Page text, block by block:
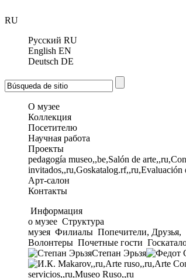
RU
Русский RU
English EN
Deutsch DE
О музее
Коллекция
Посетителю
Научная работа
Проекты
pedagogía museo,,be,Salón de
Арт-салон
Контакты
Информация
о музее Структура
музея Филиалы Попечители, Друзья,
Волонтеры Почетные гости
Степан Эрьзя